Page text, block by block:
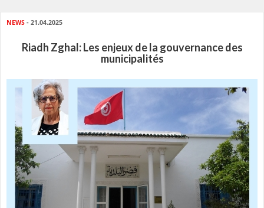
NEWS - 21.04.2025
Riadh Zghal: Les enjeux de la gouvernance des
municipalités